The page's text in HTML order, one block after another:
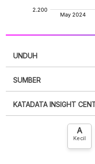
UNDUH
XLS
SUMBER
punya akun?Silakan
KATADATA INSIGHT
HubungiA
Kecil